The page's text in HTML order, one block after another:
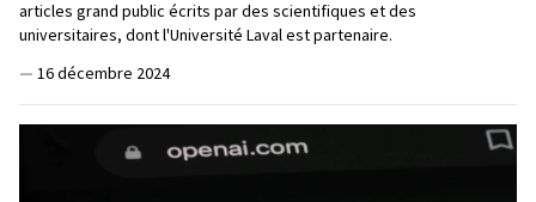
articles grand public écrits par des scientifiques et des
universitaires, dont l'Université Laval est partenaire.
— 16 décembre 2024